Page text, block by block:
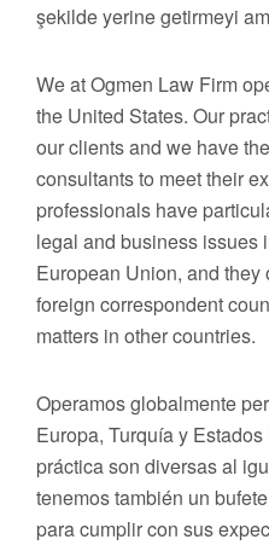
şekilde yerine getirmeyi
We at Ogmen Law Firm
the United States. Our
our clients and we have
consultants to meet their
professionals have
legal and business issues
European Union, and they
foreign correspondent
matters in other countries.
Operamos globalmente
Europa, Turquía y
práctica son diversas al
tenemos también un
para cumplir con sus